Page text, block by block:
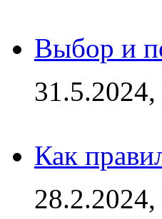
Выбор и
Как